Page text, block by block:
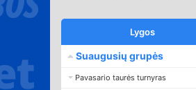
Lygos
Suaugusių grupės
Pavasario taurės turnyras